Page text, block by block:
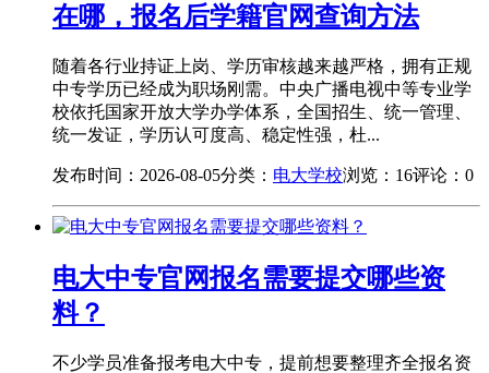
在哪，报名后学籍官网查询方法
随着各行业持证上岗、学历审核越来越严格，拥有正规
中专学历已经成为职场刚需。中央广播电视中等专业学
校依托国家开放大学办学体系，全国招生、统一管理、
统一发证，学历认可度高、稳定性强，杜...
发布时间：2026-08-05分类： 电大学校浏览：16评论：0
电大中专官网报名需要提交哪些资
料？
不少学员准备报考电大中专，提前想要整理齐全报名资